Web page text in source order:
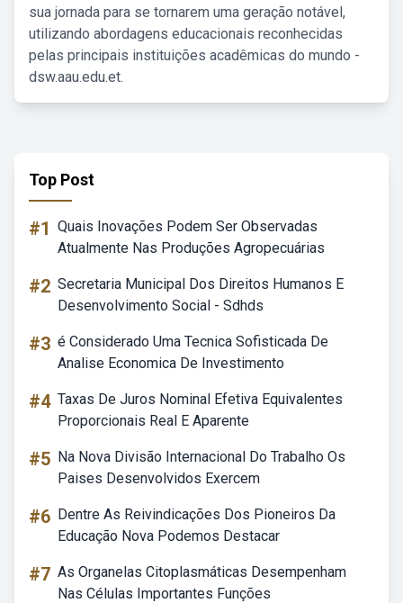
sua jornada para se tornarem uma geração notável,
utilizando abordagens educacionais reconhecidas
pelas principais instituições acadêmicas do mundo -
dsw.aau.edu.et.
Top Post
#1 Quais Inovações Podem Ser Observadas
Atualmente Nas Produções Agropecuárias
#2 Secretaria Municipal Dos Direitos Humanos E
Desenvolvimento Social - Sdhds
#3 é Considerado Uma Tecnica Sofisticada De
Analise Economica De Investimento
#4 Taxas De Juros Nominal Efetiva Equivalentes
Proporcionais Real E Aparente
#5 Na Nova Divisão Internacional Do Trabalho Os
Paises Desenvolvidos Exercem
#6 Dentre As Reivindicações Dos Pioneiros Da
Educação Nova Podemos Destacar
#7 As Organelas Citoplasmáticas Desempenham
Nas Células Importantes Funções